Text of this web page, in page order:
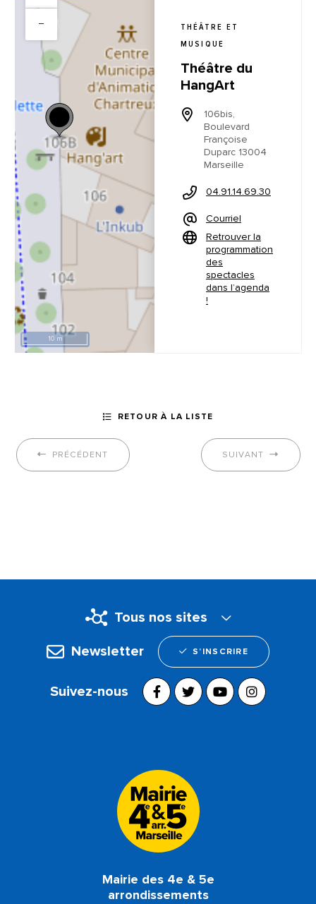
−
10 m
THÉÂTRE ET
MUSIQUE
Théâtre du
HangArt
106bis,
Boulevard
Françoise
Duparc 13004
Marseille
04.91.14.69.30
Courriel
Retrouver la
programmation
des
spectacles
dans l’agenda
!
PRÉCÉDENT
RETOUR À LA LISTE
SUIVANT
Tous nos sites
Newsletter S’INSCRIRE
Suivez-nous
Mairie des 4e & 5e
arrondissements